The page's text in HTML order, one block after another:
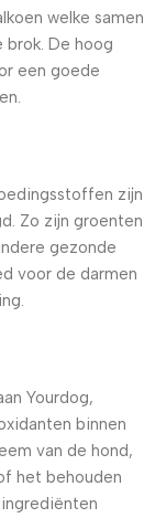
welke samen
brok. De hoog
een goede
zijn
Zo zijn groenten
gezonde
voor de darmen
Yourdog,
binnen
van de hond,
het behouden